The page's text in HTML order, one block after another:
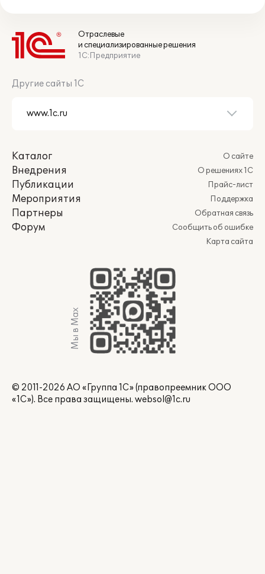
Отраслевые
и специализированные решения
1С:Предприятие
Другие сайты 1С
Каталог
Внедрения
Публикации
Мероприятия
Партнеры
Форум
О сайте
О решениях 1С
Прайс-лист
Поддержка
Обратная связь
Сообщить об ошибке
Карта сайта
Мы в Max
© 2011-2026 АО «Группа 1С» (правопреемник ООО
«1С»). Все права защищены. websol@1c.ru